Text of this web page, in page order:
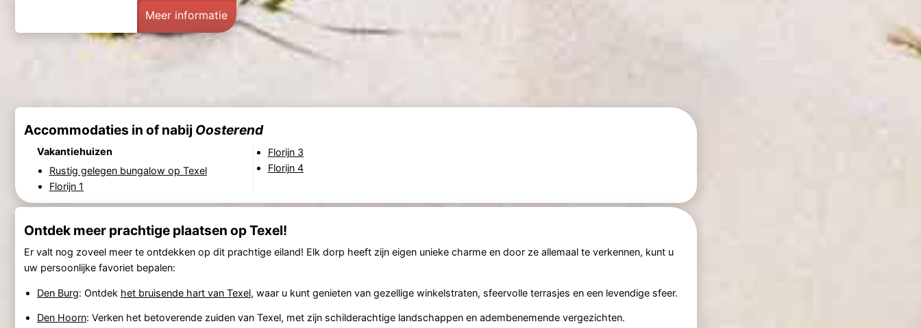
Meer informatie
Accommodaties in of nabij Oosterend
Vakantiehuizen
Rustig gelegen bungalow op Texel
Florijn 1
Florijn 3
Florijn 4
Ontdek meer prachtige plaatsen op Texel!
Er valt nog zoveel meer te ontdekken op dit prachtige eiland! Elk dorp heeft zijn eigen unieke charme en door ze allemaal te verkennen, kunt u
uw persoonlijke favoriet bepalen:
Den Burg: Ontdek het bruisende hart van Texel, waar u kunt genieten van gezellige winkelstraten, sfeervolle terrasjes en een levendige sfeer.
Den Hoorn: Verken het betoverende zuiden van Texel, met zijn schilderachtige landschappen en adembenemende vergezichten.